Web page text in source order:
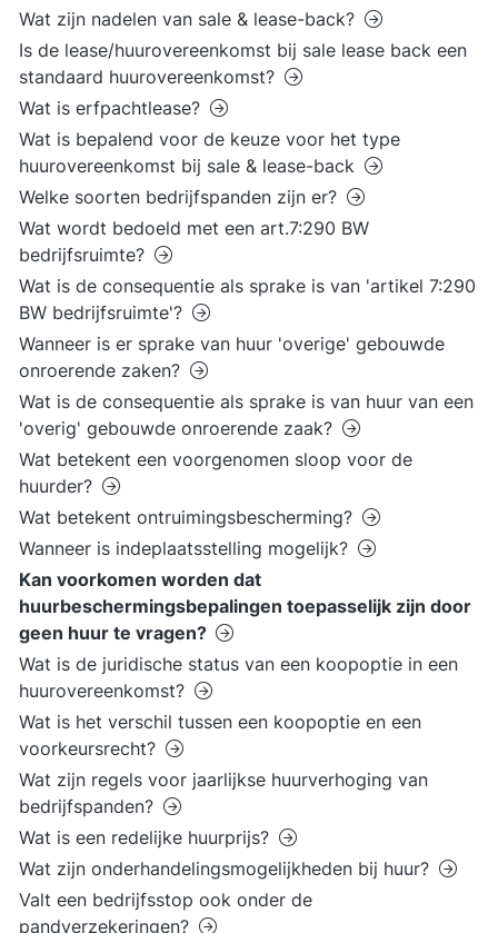
Wat zijn nadelen van sale & lease-back?
Is de lease/huurovereenkomst bij sale lease back een
standaard huurovereenkomst?
Wat is erfpachtlease?
Wat is bepalend voor de keuze voor het type
huurovereenkomst bij sale & lease-back
Welke soorten bedrijfspanden zijn er?
Wat wordt bedoeld met een art.7:290 BW
bedrijfsruimte?
Wat is de consequentie als sprake is van 'artikel 7:290
BW bedrijfsruimte'?
Wanneer is er sprake van huur 'overige' gebouwde
onroerende zaken?
Wat is de consequentie als sprake is van huur van een
'overig' gebouwde onroerende zaak?
Wat betekent een voorgenomen sloop voor de
huurder?
Wat betekent ontruimingsbescherming?
Wanneer is indeplaatsstelling mogelijk?
Kan voorkomen worden dat
huurbeschermingsbepalingen toepasselijk zijn door
geen huur te vragen?
Wat is de juridische status van een koopoptie in een
huurovereenkomst?
Wat is het verschil tussen een koopoptie en een
voorkeursrecht?
Wat zijn regels voor jaarlijkse huurverhoging van
bedrijfspanden?
Wat is een redelijke huurprijs?
Wat zijn onderhandelingsmogelijkheden bij huur?
Valt een bedrijfsstop ook onder de
pandverzekeringen?